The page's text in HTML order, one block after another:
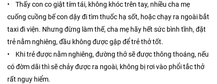
• Thấy con co giật tím tái, không khóc trên tay, nhiều cha mẹ
cuống cuồng bế con dậy đi tìm thuốc hạ sốt, hoặc chạy ra ngoài bắt
taxi đi viện. Nhưng đừng làm thế, cha mẹ hãy hết sức bình tĩnh, đặt
trẻ nằm nghiêng, đầu không được gập để trẻ thở tốt.
• Khi trẻ được nằm nghiêng, đường thở sẽ được thông thoáng, nếu
có đờm dãi thì sẽ chảy được ra ngoài, không bị rơi vào phổi tắc thở
rất nguy hiểm.